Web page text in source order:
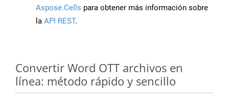
Aspose.Cells para obtener más información sobre
la API REST.
Convertir Word OTT archivos en
línea: método rápido y sencillo